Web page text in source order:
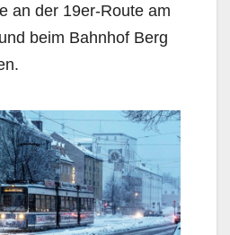
an der 19er-Route am
beim Bahnhof Berg